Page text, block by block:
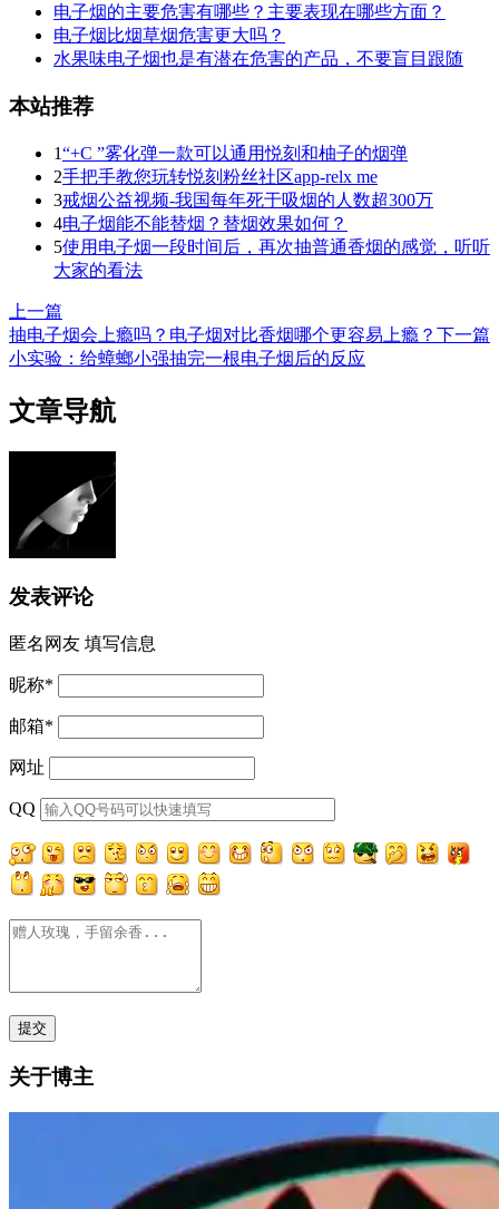
电子烟的主要危害有哪些？主要表现在哪些方面？
电子烟比烟草烟危害更大吗？
水果味电子烟也是有潜在危害的产品，不要盲目跟随
本站推荐
1“+C ”雾化弹一款可以通用悦刻和柚子的烟弹
2手把手教您玩转悦刻粉丝社区app-relx me
3戒烟公益视频-我国每年死于吸烟的人数超300万
4电子烟能不能替烟？替烟效果如何？
5使用电子烟一段时间后，再次抽普通香烟的感觉，听听
大家的看法
上一篇
抽电子烟会上瘾吗？电子烟对比香烟哪个更容易上瘾？ 下一篇
小实验：给蟑螂小强抽完一根电子烟后的反应
文章导航
发表评论
匿名网友 填写信息
昵称*
邮箱*
网址
QQ
关于博主